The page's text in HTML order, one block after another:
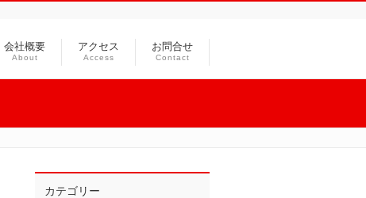
会社概要
About
アクセス
Access
お問合せ
Contact
カテゴリー